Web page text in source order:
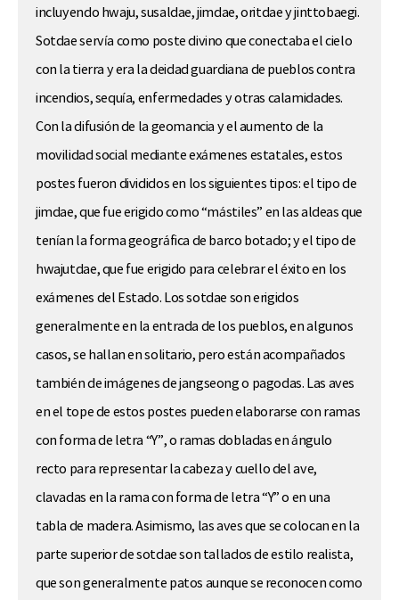
incluyendo hwaju, susaldae, jimdae, oritdae y jinttobaegi.
Sotdaeservía como poste divino que conectaba el cielo
con la tierra y era la deidad guardiana de pueblos contra
incendios, sequía, enfermedades y otras calamidades.
Con la difusión de la geomancia y el aumento de la
movilidad social mediante exámenes estatales, estos
postes fueron divididos en los siguientes tipos: el tipo de
jimdae, que fue erigido como “mástiles” en las aldeas que
tenían la forma geográfica de barco botado; y el tipo de
hwajutdae, que fue erigido para celebrar el éxito en los
exámenes del Estado. Lossotdae son erigidos
generalmente en la entrada de los pueblos, en algunos
casos, se hallan en solitario, pero están acompañados
también de imágenes de jangseong o pagodas. Las aves
en el tope de estos postes pueden elaborarse con ramas
con forma de letra “Y”, o ramas dobladas en ángulo
recto para representar la cabeza y cuello del ave,
clavadas en la rama con forma de letra “Y” o en una
tabla de madera. Asimismo, las aves que se colocan en la
parte superior desotdaeson tallados de estilo realista,
que son generalmente patos aunque se reconocen como